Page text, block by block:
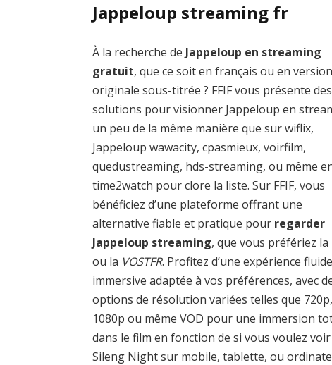
Jappeloup streaming fr
À la recherche de Jappeloup en streaming
gratuit, que ce soit en français ou en version
originale sous-titrée ? FFIF vous présente des
solutions pour visionner Jappeloup en
un peu de la même manière que sur wiflix,
Jappeloup wawacity, cpasmieux, voirfilm,
quedustreaming, hds-streaming, ou même
time2watch pour clore la liste. Sur FFIF, vous
bénéficiez d’une plateforme offrant une
alternative fiable et pratique pour regarder
Jappeloup streaming, que vous préfériez la
ou la VOSTFR. Profitez d’une expérience
immersive adaptée à vos préférences, avec
options de résolution variées telles que 720p,
1080p ou même VOD pour une immersion
dans le film en fonction de si vous voulez voir
Sileng Night sur mobile, tablette, ou